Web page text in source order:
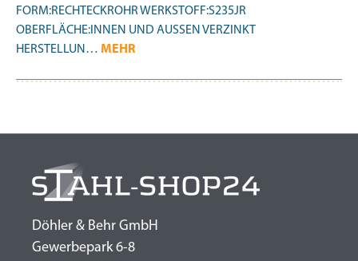
FORM:RECHTECKROHR WERKSTOFF:S235JR
OBERFLÄCHE:INNEN UND AUSSEN VERZINKT
HERSTELLUN… MEHR
Döhler & Behr GmbH
Gewerbepark 6-8